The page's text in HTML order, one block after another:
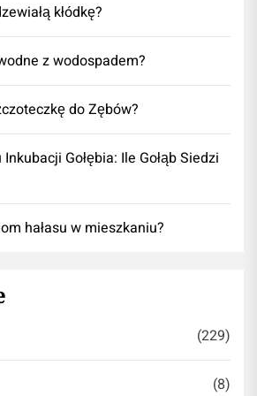
kłódkę?
z wodospadem?
do Zębów?
Gołębia: Ile Gołąb Siedzi
hałasu w mieszkaniu?
(229)
(8)